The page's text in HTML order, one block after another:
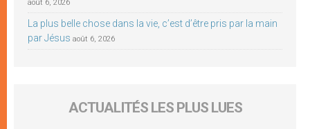
août 6, 2026
La plus belle chose dans la vie, c’est d’être pris par la main
par Jésus août 6, 2026
ACTUALITÉS LES PLUS LUES